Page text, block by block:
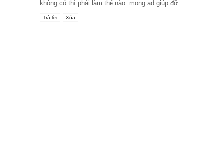
không có thì phải làm thế nào. mong ad giúp đỡ
Trả lời Xóa